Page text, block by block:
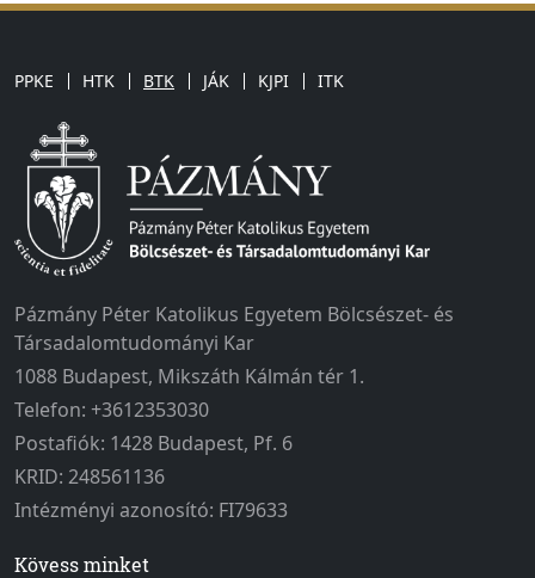
PPKE HTK BTK JÁK KJPI ITK
Pázmány Péter Katolikus Egyetem Bölcsészet- és
Társadalomtudományi Kar
1088 Budapest, Mikszáth Kálmán tér 1.
Telefon: +3612353030
Postafiók: 1428 Budapest, Pf. 6
KRID: 248561136
Intézményi azonosító: FI79633
Kövess minket